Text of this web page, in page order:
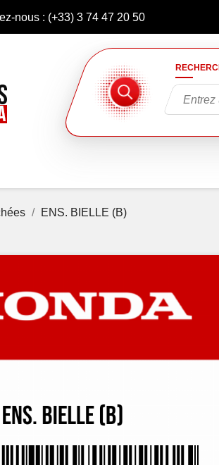
nous : (+33) 3 74 47 20 50
ENS. BIELLE (B)